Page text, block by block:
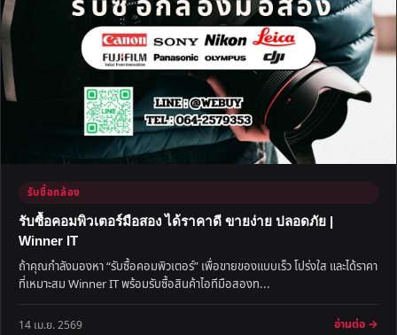
รับซื้อกล้อง
รับซื้อคอมพิวเตอร์มือสอง ได้ราคาดี ขายง่าย ปลอดภัย |
Winner IT
ถ้าคุณกำลังมองหา “รับซื้อคอมพิวเตอร์” เพื่อขายของแบบเร็ว โปร่งใส และได้ราคา
ที่เหมาะสม Winner IT พร้อมรับซื้อสินค้าไอทีมือสองท...
14 เม.ย. 2569 อ่านต่อ →